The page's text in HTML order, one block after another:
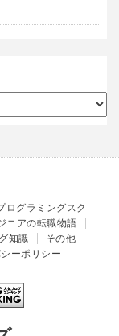
ログラミングスク
ニアの転職物語
知識
その他
ーポリシー